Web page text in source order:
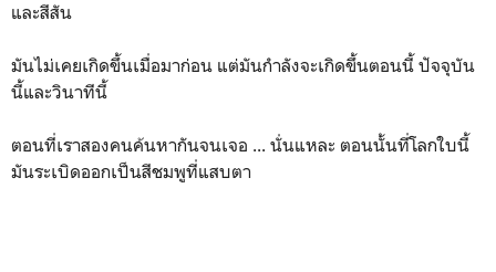
และสีสัน
มันไม่เคยเกิดขึ้นเมื่อมาก่อน แต่มันกำลังจะเกิดขึ้นตอนนี้ ปัจจุบัน
นี้และวินาทีนี้
ตอนที่เราสองคนค้นหากันจนเจอ ... นั่นแหละ ตอนนั้นที่โลกใบนี้
มันระเบิดออกเป็นสีชมพูที่แสบตา